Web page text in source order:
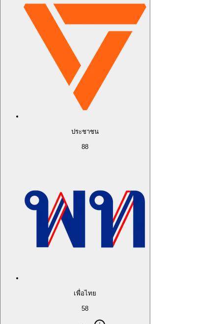
ประชาชน
88
เพื่อไทย
58